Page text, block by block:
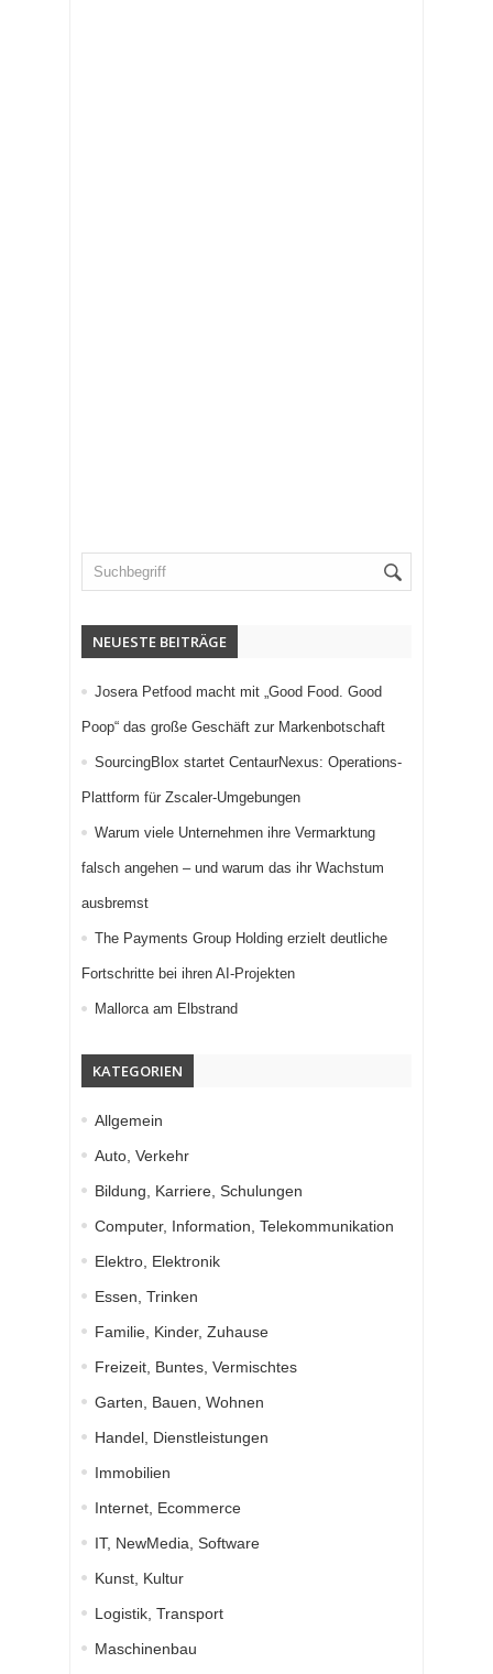
NEUESTE BEITRÄGE
Josera Petfood macht mit „Good Food. Good
Poop“ das große Geschäft zur Markenbotschaft
SourcingBlox startet CentaurNexus: Operations-
Plattform für Zscaler-Umgebungen
Warum viele Unternehmen ihre Vermarktung
falsch angehen – und warum das ihr Wachstum
ausbremst
The Payments Group Holding erzielt deutliche
Fortschritte bei ihren AI-Projekten
Mallorca am Elbstrand
KATEGORIEN
Allgemein
Auto, Verkehr
Bildung, Karriere, Schulungen
Computer, Information, Telekommunikation
Elektro, Elektronik
Essen, Trinken
Familie, Kinder, Zuhause
Freizeit, Buntes, Vermischtes
Garten, Bauen, Wohnen
Handel, Dienstleistungen
Immobilien
Internet, Ecommerce
IT, NewMedia, Software
Kunst, Kultur
Logistik, Transport
Maschinenbau